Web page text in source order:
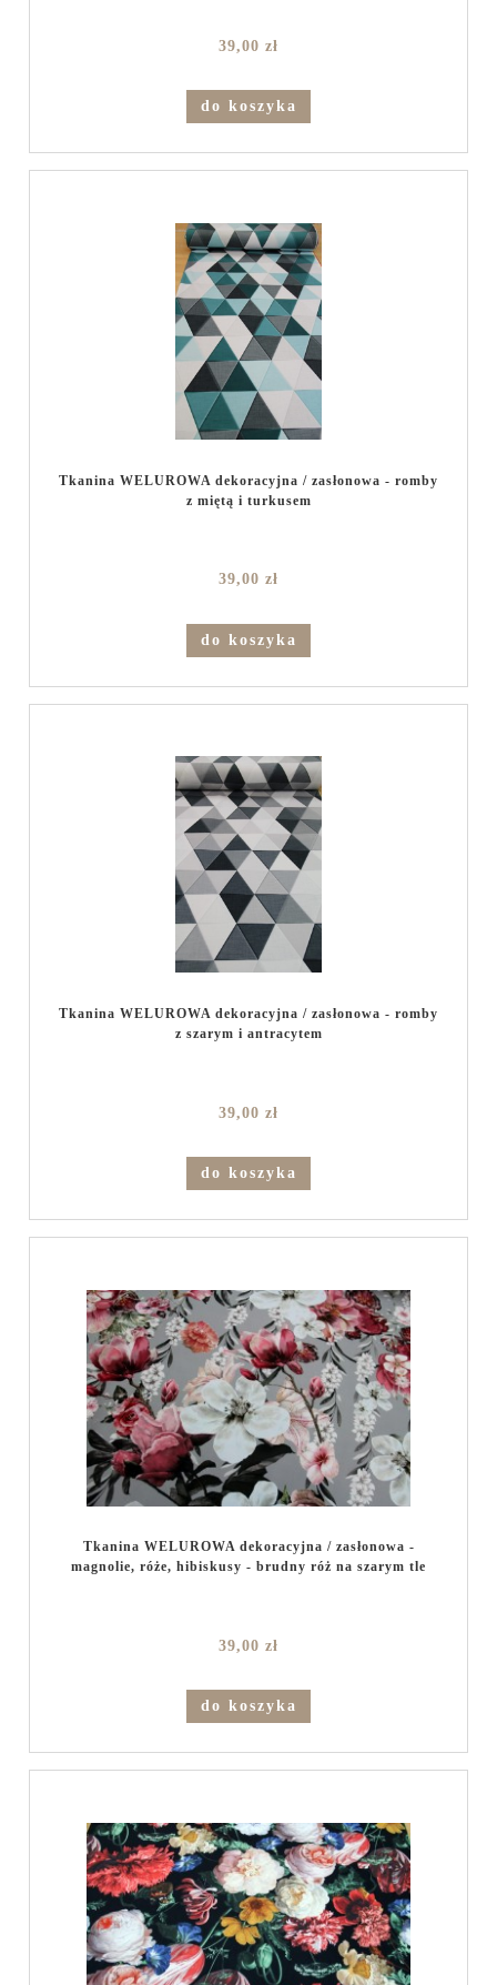
39,00 zł
do koszyka
Tkanina WELUROWA dekoracyjna / zasłonowa - romby
z miętą i turkusem
39,00 zł
do koszyka
Tkanina WELUROWA dekoracyjna / zasłonowa - romby
z szarym i antracytem
39,00 zł
do koszyka
Tkanina WELUROWA dekoracyjna / zasłonowa -
magnolie, róże, hibiskusy - brudny róż na szarym tle
39,00 zł
do koszyka